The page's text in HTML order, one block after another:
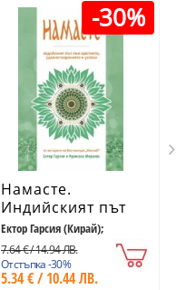
-30%
Намасте.
Индийският път
към щастието,
удовлетворението
и успеха
Ектор Гарсия (Кирай);
7.64 € / 14.94 ЛВ.
Отстъпка -30%
5.34 € / 10.44 ЛВ.